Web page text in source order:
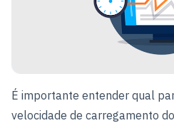
É importante entender qual
velocidade de carregamento